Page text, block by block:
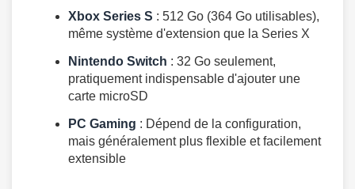
Xbox Series S : 512 Go (364 Go utilisables),
même système d'extension que la Series X
Nintendo Switch : 32 Go seulement,
pratiquement indispensable d'ajouter une
carte microSD
PC Gaming : Dépend de la configuration,
mais généralement plus flexible et facilement
extensible